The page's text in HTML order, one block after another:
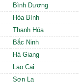
Bình Dương
Hòa Bình
Thanh Hóa
Bắc Ninh
Hà Giang
Lao Cai
Sơn La